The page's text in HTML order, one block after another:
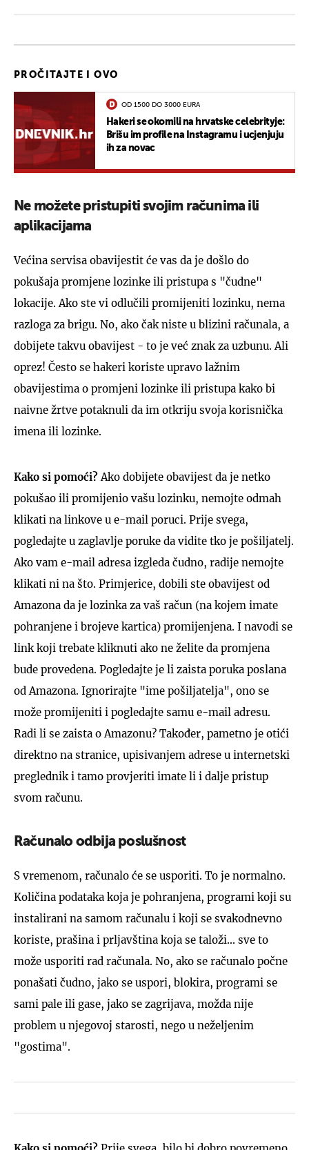
PROČITAJTE I OVO
OD 1500 DO 3000 EURA
Hakeri se okomili na hrvatske celebrityje:
Brišu im profile na Instagramu i ucjenjuju
ih za novac
Ne možete pristupiti svojim računima ili
aplikacijama
Većina servisa obavijestit će vas da je došlo do
pokušaja promjene lozinke ili pristupa s "čudne"
lokacije. Ako ste vi odlučili promijeniti lozinku, nema
razloga za brigu. No, ako čak niste u blizini računala, a
dobijete takvu obavijest - to je već znak za uzbunu. Ali
oprez! Često se hakeri koriste upravo lažnim
obavijestima o promjeni lozinke ili pristupa kako bi
naivne žrtve potaknuli da im otkriju svoja korisnička
imena ili lozinke.
Kako si pomoći? Ako dobijete obavijest da je netko
pokušao ili promijenio vašu lozinku, nemojte odmah
klikati na linkove u e-mail poruci. Prije svega,
pogledajte u zaglavlje poruke da vidite tko je pošiljatelj.
Ako vam e-mail adresa izgleda čudno, radije nemojte
klikati ni na što. Primjerice, dobili ste obavijest od
Amazona da je lozinka za vaš račun (na kojem imate
pohranjene i brojeve kartica) promijenjena. I navodi se
link koji trebate kliknuti ako ne želite da promjena
bude provedena. Pogledajte je li zaista poruka poslana
od Amazona. Ignorirajte "ime pošiljatelja", ono se
može promijeniti i pogledajte samu e-mail adresu.
Radi li se zaista o Amazonu? Također, pametno je otići
direktno na stranice, upisivanjem adrese u internetski
preglednik i tamo provjeriti imate li i dalje pristup
svom računu.
Računalo odbija poslušnost
S vremenom, računalo će se usporiti. To je normalno.
Količina podataka koja je pohranjena, programi koji su
instalirani na samom računalu i koji se svakodnevno
koriste, prašina i prljavština koja se taloži... sve to
može usporiti rad računala. No, ako se računalo počne
ponašati čudno, jako se uspori, blokira, programi se
sami pale ili gase, jako se zagrijava, možda nije
problem u njegovoj starosti, nego u neželjenim
"gostima".